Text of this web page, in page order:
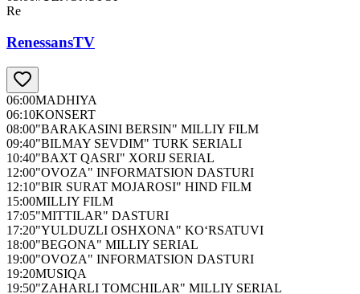
Re
RenessansTV
06:00MADHIYA
06:10KONSERT
08:00"BARAKASINI BERSIN" MILLIY FILM
09:40"BILMAY SEVDIM" TURK SERIALI
10:40"BAXT QASRI" XORIJ SERIAL
12:00"OVOZA" INFORMATSION DASTURI
12:10"BIR SURAT MOJAROSI" HIND FILM
15:00MILLIY FILM
17:05"MITTILAR" DASTURI
17:20"YULDUZLI OSHXONA" KO‘RSATUVI
18:00"BEGONA" MILLIY SERIAL
19:00"OVOZA" INFORMATSION DASTURI
19:20MUSIQA
19:50"ZAHARLI TOMCHILAR" MILLIY SERIAL